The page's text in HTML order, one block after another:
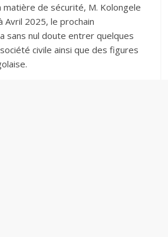
matière de sécurité, M. Kolongele
Avril 2025, le prochain
sans nul doute entrer quelques
civile ainsi que des figures